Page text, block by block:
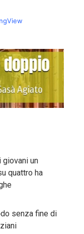
giovani un
quattro ha
senza fine di